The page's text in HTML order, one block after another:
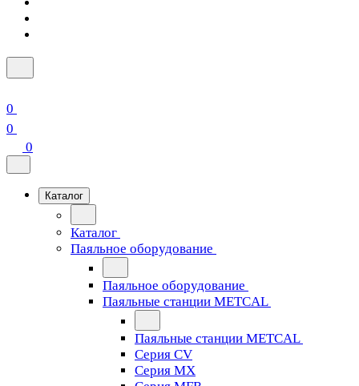
0
0
0
Каталог
Каталог
Паяльное оборудование
Паяльное оборудование
Паяльные станции METCAL
Паяльные станции METCAL
Серия CV
Серия MX